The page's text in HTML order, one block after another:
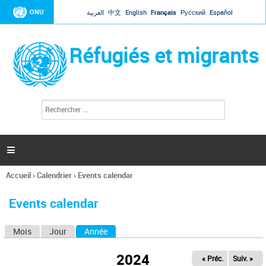
Jump to navigation
ONU العربية 中文 English Français Русский Español
Réfugiés et migrants
l
c
h
e

Vous
ici
Accueil›Calendrier› Events calendar
Events calendar
Mois Jour Année
2024 « Préc. Suiv. »